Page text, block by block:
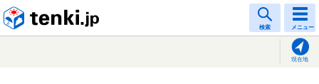
検索 メニュー
現在地